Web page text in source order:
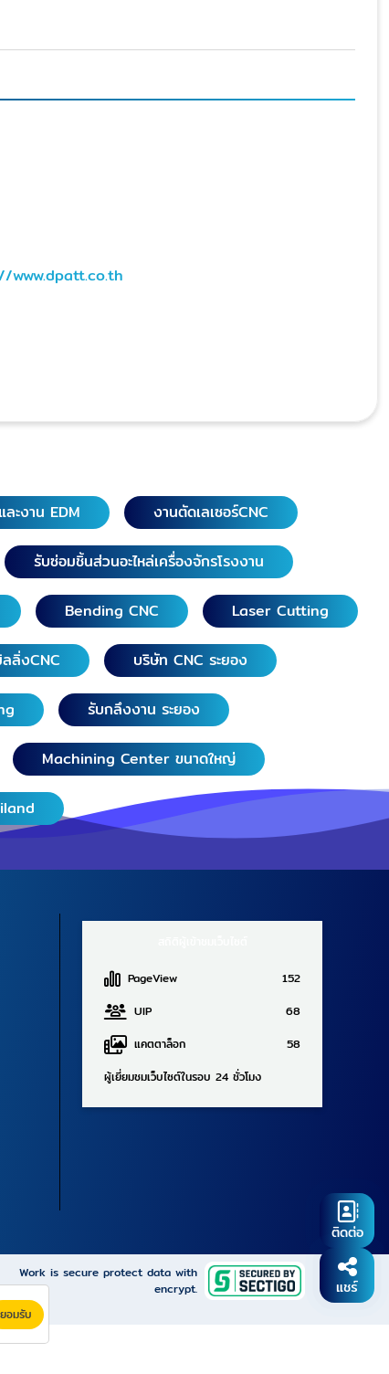
www.dpatt.co.th
ะงาน EDM งานตัดเลเซอร์CNC
รับซ่อมชิ้นส่วนอะไหล่เครื่องจักรโรงงาน
Bending CNC Laser Cutting
ลิ่งCNC บริษัท CNC ระยอง
รับกลึงงาน ระยอง
Machining Center ขนาดใหญ่
PageView
152
UIP
68
แคตตาล็อก
58
ผู้เยี่ยมชมเว็บไซต์ในรอบ 24 ชั่วโมง
Work is secure protect data with
encrypt.
ติดต่อ
แชร์
ยอมรับ